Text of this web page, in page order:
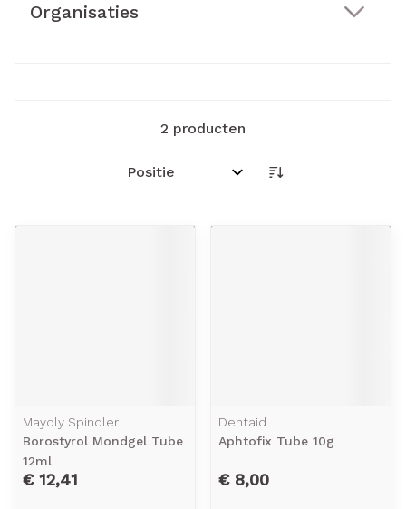
Organisaties
2 producten
Sorteer op:
Mayoly Spindler
Borostyrol Mondgel Tube
12ml
€ 12,41
Dentaid
Aphtofix Tube 10g
€ 8,00